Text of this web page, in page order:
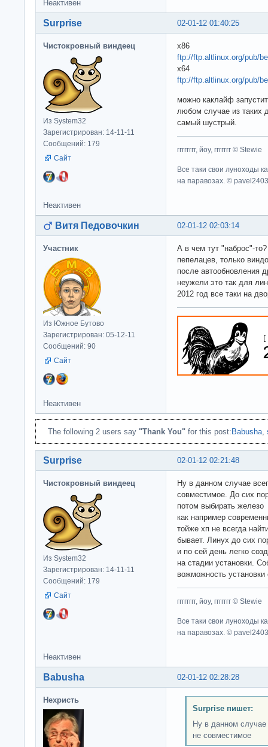
Неактивен
02-01-12 01:40:25
Surprise
Чистокровный виндеец
Из System32
Зарегистрирован: 14-11-11
Сообщений: 179
Сайт
x86
ftp://ftp.altlinux.org/pub/
x64
ftp://ftp.altlinux.org/pub/
можно каклайф
любом случае из таких
самый шустрый.
гггггггг, йоу, ггггггг © Stewie
Все таки свои луноходы
на паравозах. © pavel2403
Неактивен
02-01-12 02:03:14
Витя Педовочкин
Участник
Из Южное Бутово
Зарегистрирован: 05-12-11
Сообщений: 90
Сайт
А в чем тут "наброс"-
пепелацев, только
после автообновления
неужели это так для
2012 год все таки на
Неактивен
The following 2 users say "Thank You" for this post: Babusha,
02-01-12 02:21:48
Surprise
Чистокровный виндеец
Из System32
Зарегистрирован: 14-11-11
Сообщений: 179
Сайт
Ну в данном случае
совместимое. До сих
потом выбирать железо
как например
тойже хп не всегда
бывает. Линух до сих
и по сей день легко
на стадии установки.
вожможность
гггггггг, йоу, ггггггг © Stewie
Все таки свои луноходы
на паравозах. © pavel2403
Неактивен
02-01-12 02:28:28
Babusha
Нехристь
Surprise пишет:
Ну в данном
не совместимое